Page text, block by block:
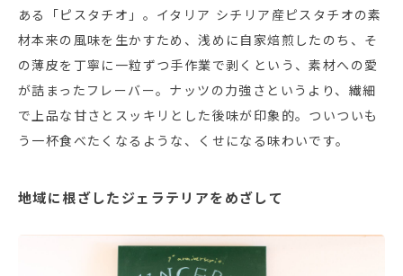
ある「ピスタチオ」。イタリア シチリア産ピスタチオの素
材本来の風味を生かすため、浅めに自家焙煎したのち、そ
の薄皮を丁寧に一粒ずつ手作業で剥くという、素材への愛
が詰まったフレーバー。ナッツの力強さというより、繊細
で上品な甘さとスッキリとした後味が印象的。ついついも
う一杯食べたくなるような、くせになる味わいです。
地域に根ざしたジェラテリアをめざして